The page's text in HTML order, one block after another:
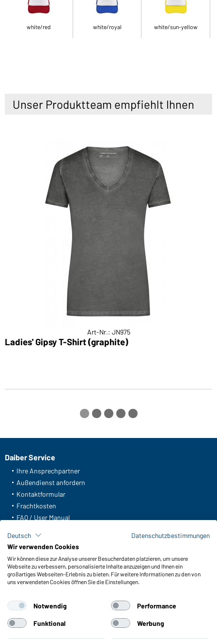
white/red white/royal white/sun-yellow
Unser Produktteam empfiehlt Ihnen
Art-Nr.: JN975
Ladies' Gipsy T-Shirt (graphite)
Daiber Service
Ihre Ansprechpartner
Außendienst anfordern
Kontaktformular
Frachtkosten
Lagerbestand abfragen
Funktionen & Pflege
Produkteigenschaften
Größen
Farben
Deutsch
Datenschutzbestimmungen
Wir verwenden Cookies
Wir können diese zur Analyse unserer Besucherdaten platzieren, um unsere
Webseite zu verbessern, personalisierte Inhalte anzuzeigen und Ihnen ein
großartiges Webseiten-Erlebnis zu bieten. Für weitere Informationen zu den von
uns verwendeten Cookies öffnen Sie die Einstellungen.
Notwendig Performance
Funktional Werbung